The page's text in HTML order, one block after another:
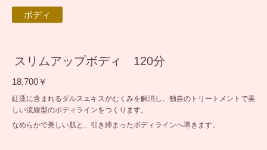
ボディ
スリムアップボディ 120分
18,700￥
紅藻に含まれるダルスエキスがむくみを解消し、独自のトリートメントで美
しい流線型のボディラインをつくります。
なめらかで美しい肌と、引き締まったボディラインへ導きます。